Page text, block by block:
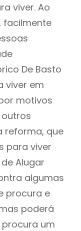
viver. Ao
facilmente
De Basto
viver em
motivos
reforma, que
para viver
Alugar
algumas
procura e
poderá
um